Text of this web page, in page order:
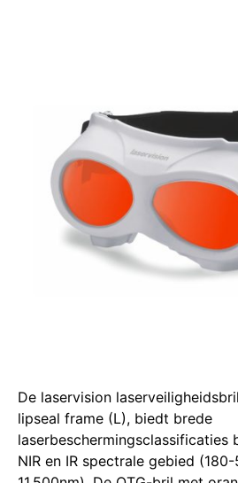
De laservision
lipseal frame (L), biedt brede
laserbeschermingsclassificaties
NIR en IR spectrale gebied